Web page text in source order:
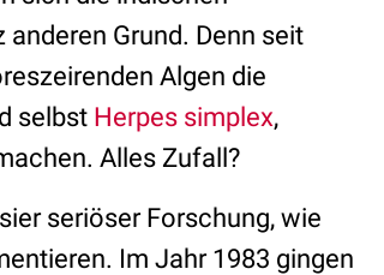
Grund. Denn seit
Algen die
selbst Herpes simplex,
Alles Zufall?
seriöser Forschung, wie
Im Jahr 1983 gingen